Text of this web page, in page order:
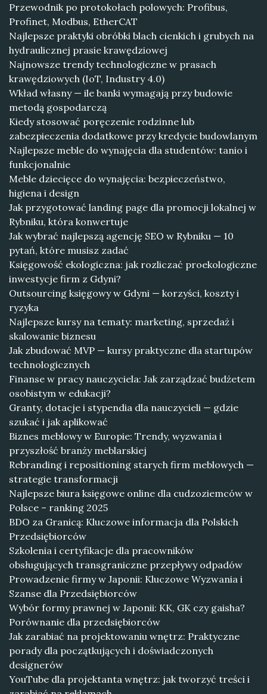
Przewodnik po protokołach polowych: Profibus,
Profinet, Modbus, EtherCAT
Najlepsze praktyki obróbki blach cienkich i grubych na
hydraulicznej prasie krawędziowej
Najnowsze trendy technologiczne w prasach
krawędziowych (IoT, Industry 4.0)
Wkład własny — ile banki wymagają przy budowie
metodą gospodarczą
Kiedy stosować poręczenie rodzinne lub
zabezpieczenia dodatkowe przy kredycie budowlanym
Najlepsze meble do wynajęcia dla studentów: tanio i
funkcjonalnie
Meble dziecięce do wynajęcia: bezpieczeństwo,
higiena i design
Jak przygotować landing page dla promocji lokalnej w
Rybniku, która konwertuje
Jak wybrać najlepszą agencję SEO w Rybniku — 10
pytań, które musisz zadać
Księgowość ekologiczna: jak rozliczać proekologiczne
inwestycje firm z Gdyni?
Outsourcing księgowy w Gdyni — korzyści, koszty i
ryzyka
Najlepsze kursy na tematy: marketing, sprzedaż i
skalowanie biznesu
Jak zbudować MVP — kursy praktyczne dla startupów
technologicznych
Finanse w pracy nauczyciela: Jak zarządzać budżetem
osobistym w edukacji?
Granty, dotacje i stypendia dla nauczycieli — gdzie
szukać i jak aplikować
Biznes meblowy w Europie: Trendy, wyzwania i
przyszłość branży meblarskiej
Rebranding i repositioning starych firm meblowych —
strategie transformacji
Najlepsze biura księgowe online dla cudzoziemców w
Polsce – ranking 2025
BDO za Granicą: Kluczowe informacja dla Polskich
Przedsiębiorców
Szkolenia i certyfikacje dla pracowników
obsługujących transgraniczne przepływy odpadów
Prowadzenie firmy w Japonii: Kluczowe Wyzwania i
Szanse dla Przedsiębiorców
Wybór formy prawnej w Japonii: KK, GK czy gaisha?
Porównanie dla przedsiębiorców
Jak zarabiać na projektowaniu wnętrz: Praktyczne
porady dla początkujących i doświadczonych
designerów
YouTube dla projektanta wnętrz: jak tworzyć treści i